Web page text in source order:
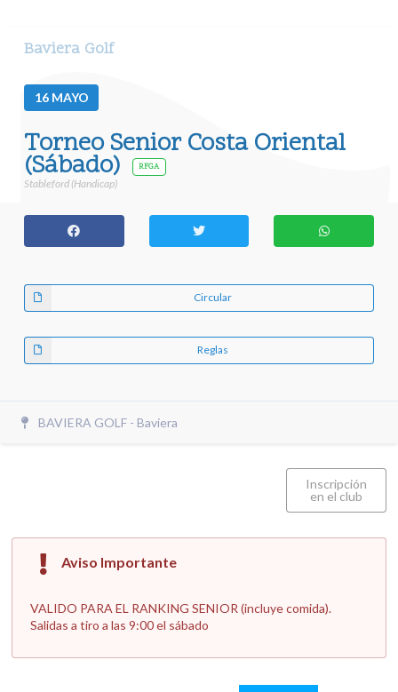
Baviera Golf
16 MAYO
Torneo Senior Costa Oriental
(Sábado) RFGA
Stableford (Handicap)
Circular
Reglas
BAVIERA GOLF - Baviera
Inscripción
en el club
Aviso Importante
VALIDO PARA EL RANKING SENIOR (incluye comida).
Salidas a tiro a las 9:00 el sábado